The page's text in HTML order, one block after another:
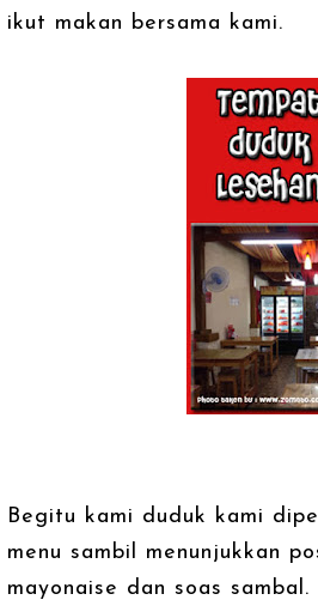
ikut makan bersama kami.
Begitu kami duduk kami
menu sambil menunjukkan
mayonaise dan soas